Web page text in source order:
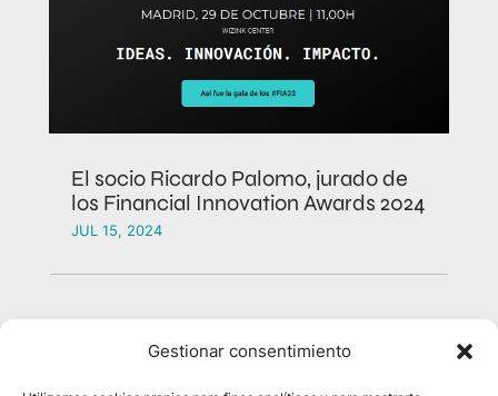
Gestionar consentimiento
El socio Ricardo Palomo, jurado de
los Financial Innovation Awards 2024
JUL 15, 2024